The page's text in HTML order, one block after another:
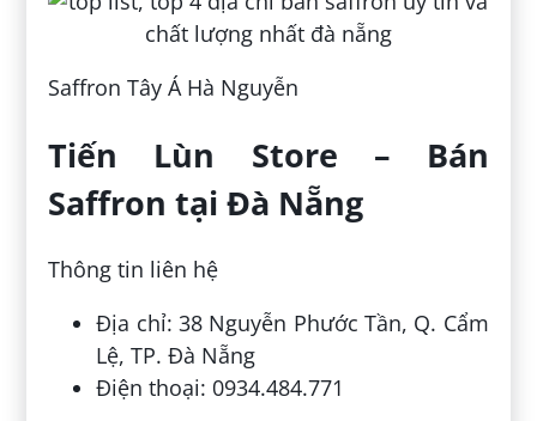
Saffron Tây Á Hà Nguyễn
Tiến Lùn Store – Bán
Saffron tại Đà Nẵng
Thông tin liên hệ
Địa chỉ: 38 Nguyễn Phước Tần, Q. Cẩm
Lệ, TP. Đà Nẵng
Điện thoại: 0934.484.771